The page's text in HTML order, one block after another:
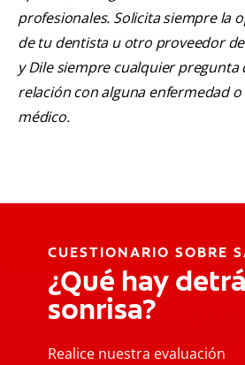
profesionales. Solicita siempre la
de tu dentista u otro proveedor
y Dile siempre cualquier pregunta
relación con alguna enfermedad
médico.
CUESTIONARIO SOBRE
¿Qué hay
sonrisa?
Realice nuestra evaluación